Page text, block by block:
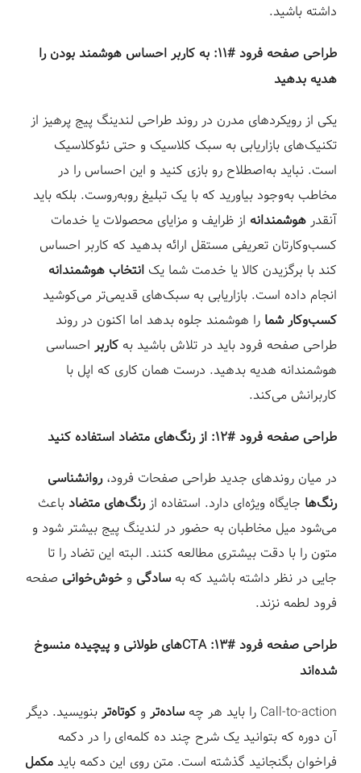
داشته باشید.⁣
طراحی صفحه فرود #۱۱: به کاربر احساس هوشمند بودن را
هدیه بدهید⁣
یکی از رویکردهای مدرن در روند طراحی لندینگ پیج پرهیز از
تکنیک‌های بازاریابی به سبک کلاسیک و حتی نئوکلاسیک
است. نباید به‌اصطلاح رو بازی کنید و این احساس را در
مخاطب به‌وجود بیاورید که با یک تبلیغ روبه‌روست. بلکه باید
آنقدرهوشمندانه از ظرایف و مزایای محصولات یا خدمات
کسب‌وکارتان تعریفی مستقل ارائه بدهید که کاربر احساس
کند با برگزیدن کالا یا خدمت شما یک انتخاب هوشمندانه
انجام داده است. بازاریابی به سبک‌های قدیمی‌تر می‌کوشید
کسب‌وکار شما را هوشمند جلوه بدهد اما اکنون در روند
طراحی صفحه فرود باید در تلاش باشید به کاربر احساسی
هوشمندانه هدیه بدهید. درست همان کاری که اپل با
کاربرانش می‌کند. ⁣
طراحی صفحه فرود #۱۲: از رنگ‌های متضاد استفاده کنید⁣
در میان روندهای جدید طراحی صفحات فرود،روانشناسی
رنگ‌ها جایگاه ویژه‌ای دارد. استفاده ازرنگ‌های متضاد باعث
می‌شود میل مخاطبان به حضور در لندینگ پیج بیشتر شود و
متون را با دقت بیشتری مطالعه کنند. البته این تضاد را تا
جایی در نظر داشته باشید که بهسادگی و خوش‌خوانی صفحه
فرود لطمه نزند.⁣
طراحی صفحه فرود #13: CTA⁣های طولانی و پیچیده منسوخ
شده‌اند⁣
Call-to-action را باید هر چه ساده‌ترو کوتاه‌تربنویسید. دیگر
آن دوره که بتوانید یک شرح چند ده کلمه‌ای را در دکمه
فراخوان بگنجانید گذشته است. متن روی این دکمه باید مکمل